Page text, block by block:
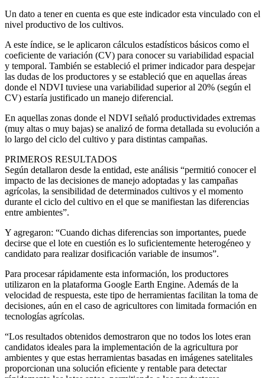
Un dato a tener en cuenta es que este indicador esta vinculado con el
nivel productivo de los cultivos.
A este índice, se le aplicaron cálculos estadísticos básicos como el
coeficiente de variación (CV) para conocer su variabilidad espacial
y temporal. También se estableció el primer indicador para despejar
las dudas de los productores y se estableció que en aquellas áreas
donde el NDVI tuviese una variabilidad superior al 20% (según el
CV) estaría justificado un manejo diferencial.
En aquellas zonas donde el NDVI señaló productividades extremas
(muy altas o muy bajas) se analizó de forma detallada su evolución a
lo largo del ciclo del cultivo y para distintas campañas.
PRIMEROS RESULTADOS
Según detallaron desde la entidad, este análisis “permitió conocer el
impacto de las decisiones de manejo adoptadas y las campañas
agrícolas, la sensibilidad de determinados cultivos y el momento
durante el ciclo del cultivo en el que se manifiestan las diferencias
entre ambientes”.
Y agregaron: “Cuando dichas diferencias son importantes, puede
decirse que el lote en cuestión es lo suficientemente heterogéneo y
candidato para realizar dosificación variable de insumos”.
Para procesar rápidamente esta información, los productores
utilizaron en la plataforma Google Earth Engine. Además de la
velocidad de respuesta, este tipo de herramientas facilitan la toma de
decisiones, aún en el caso de agricultores con limitada formación en
tecnologías agrícolas.
“Los resultados obtenidos demostraron que no todos los lotes eran
candidatos ideales para la implementación de la agricultura por
ambientes y que estas herramientas basadas en imágenes satelitales
proporcionan una solución eficiente y rentable para detectar